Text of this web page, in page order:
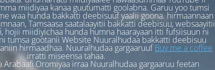
miidiyaa kanaa guutumatti goolabna. Garuu yoo tumsi
waa hunda bakkatti deebisuuf yaalii goona. hirmaannaan
Tamsaasa saatalaayitii bakkatti deebisuu, websaayitii
hojii miidiyichaa hunda humna haarayaan itti fufsiisuun ni
tumsa gootanii Website Nuuralhudaa bakkatti deebisuu
hirmaadhaa. Nuuralhudaa gargaaruufBuy me a coffee
irratti miseensa tahaa.
Oromiyaa irraa Nuuralhudaa gargaaruu feetan